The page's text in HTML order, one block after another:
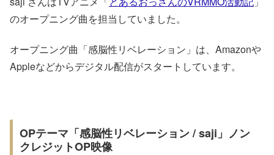
のオープニング曲を担当していました。
オープニング曲「感脳性リベレーション」は、Amazonや
Appleなどからデジタル配信がスタートしています。
OPテーマ「感脳性リベレーション / saji」ノン
クレジットOP映像